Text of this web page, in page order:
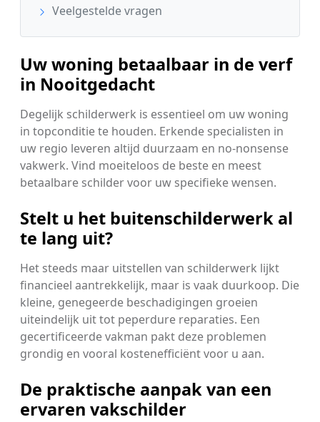
Veelgestelde vragen
Uw woning betaalbaar in de verf
in Nooitgedacht
Degelijk schilderwerk is essentieel om uw woning
in topconditie te houden. Erkende specialisten in
uw regio leveren altijd duurzaam en no-nonsense
vakwerk. Vind moeiteloos de beste en meest
betaalbare schilder voor uw specifieke wensen.
Stelt u het buitenschilderwerk al
te lang uit?
Het steeds maar uitstellen van schilderwerk lijkt
financieel aantrekkelijk, maar is vaak duurkoop. Die
kleine, genegeerde beschadigingen groeien
uiteindelijk uit tot peperdure reparaties. Een
gecertificeerde vakman pakt deze problemen
grondig en vooral kostenefficiënt voor u aan.
De praktische aanpak van een
ervaren vakschilder